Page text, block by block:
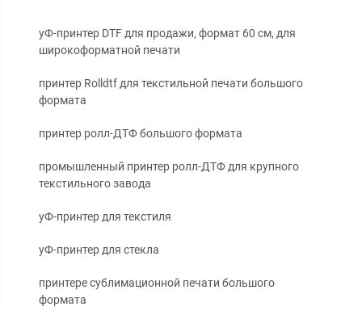
уФ-принтер DTF для продажи, формат 60 см, для
широкоформатной печати
принтер Rolldtf для текстильной печати большого
формата
принтер ролл-ДТФ большого формата
промышленный принтер ролл-ДТФ для крупного
текстильного завода
уФ-принтер для текстиля
уФ-принтер для стекла
принтере сублимационной печати большого
формата